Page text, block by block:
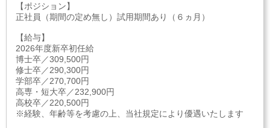
【ポジション】
正社員（期間の定め無し）試用期間あり（６ヵ月）
【給与】
2026年度新卒初任給
博士卒／309,500円
修士卒／290,300円
学部卒／270,700円
高専・短大卒／232,900円
高校卒／220,500円
※経験、年齢等を考慮の上、当社規定により優遇いたします